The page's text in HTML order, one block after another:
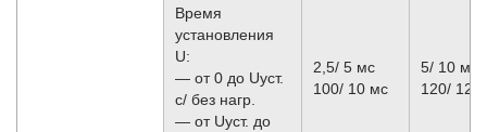
Время
установления
U:
— от 0 до Uуст.
с/ без нагр.
— от Uуст. до
2,5/ 5 мс
100/ 10 мс
5/ 10 мс
120/ 12